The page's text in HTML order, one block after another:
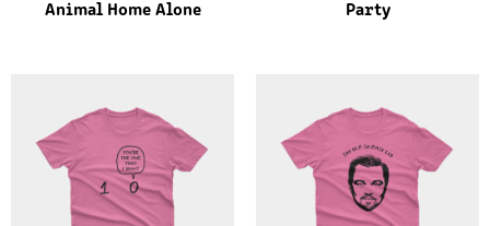
Animal Home Alone
Party